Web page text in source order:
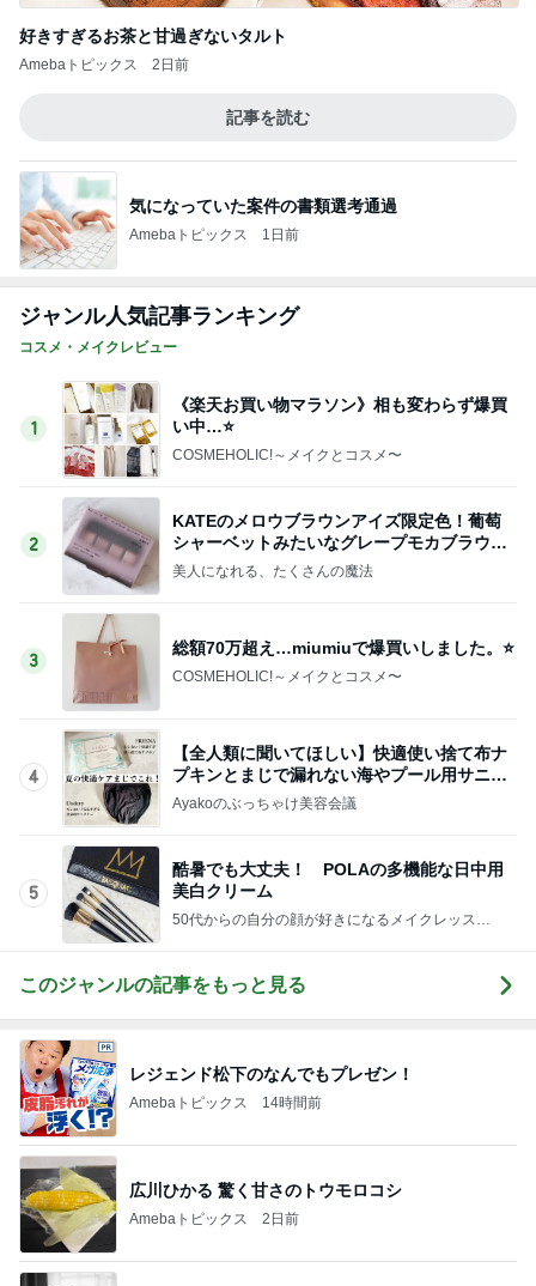
好きすぎるお茶と甘過ぎないタルト
Amebaトピックス 2日前
記事を読む
気になっていた案件の書類選考通過
Amebaトピックス 1日前
ジャンル人気記事ランキング
コスメ・メイクレビュー
1
《楽天お買い物マラソン》相も変わらず爆買
い中…⭐️
COSMEHOLIC!～メイクとコスメ〜
2
KATEのメロウブラウンアイズ限定色！葡萄
シャーベットみたいなグレープモカブラウン
を購入♡
美人になれる、たくさんの魔法
3
総額70万超え…miumiuで爆買いしました。⭐️
COSMEHOLIC!～メイクとコスメ〜
4
【全人類に聞いてほしい】快適使い捨て布ナ
プキンとまじで漏れない海やプール用サニタ
リーパンツの話
Ayakoのぶっちゃけ美容会議
5
酷暑でも大丈夫！ POLAの多機能な日中用
美白クリーム
50代からの自分の顔が好きになるメイクレッスン
このジャンルの記事をもっと見る
レジェンド松下のなんでもプレゼン！
Amebaトピックス 14時間前
広川ひかる 驚く甘さのトウモロコシ
Amebaトピックス 2日前